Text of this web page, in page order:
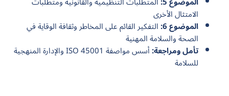
الامتثال الأخرى
الموضوع 6: التفكير القائم على المخاطر وثقافة الوقاية في
الصحة والسلامة المهنية
تأمل ومراجعة: أسس مواصفة ISO 45001 والإدارة المنهجية
للسلامة